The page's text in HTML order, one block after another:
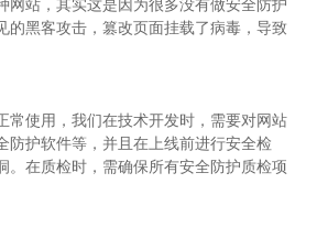
网站，其实这是因为很多没有做安全防护
的黑客攻击，篡改页面挂载了病毒，导致
使用，我们在技术开发时，需要对网站
防护软件等，并且在上线前进行安全检
。在质检时，需确保所有安全防护质检项